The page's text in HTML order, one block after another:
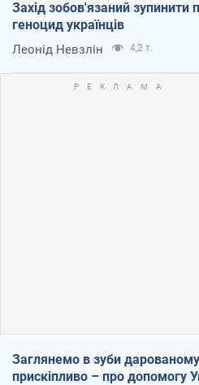
Захід зобов'язаний зупинити
геноцид українців
Леонід Невзлін 4,2 т.
Заглянемо в зуби
прискіпливо – про допомогу